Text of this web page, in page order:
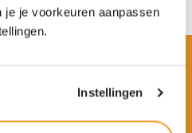
je je voorkeuren aanpassen
Instellingen